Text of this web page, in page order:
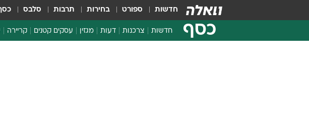
חדשות ספורט בחירות תרבות סלבס
כסף חדשות צרכנות דעות מגזין עסקים קטנים קריירה